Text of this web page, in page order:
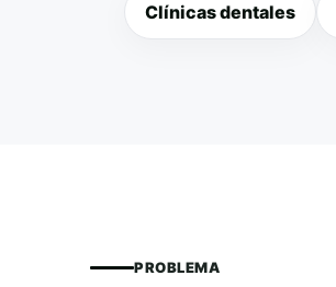
Clínicas dentales
PROBLEMA